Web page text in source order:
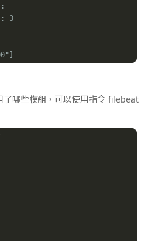
3
哪些模組，可以使用指令 filebeat